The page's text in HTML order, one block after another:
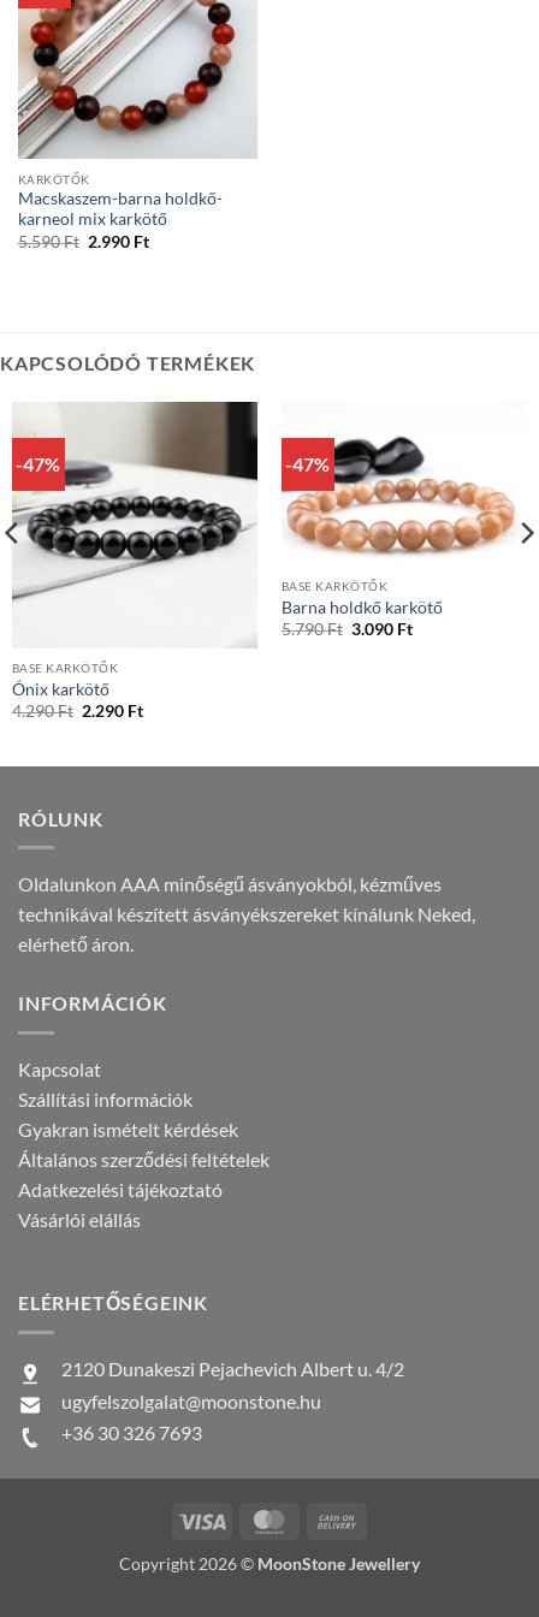
KARKÖTŐK
Macskaszem-barna holdkő-
karneol mix karkötő
5.590Ft Original
2.990 FtCurrent
KAPCSOLÓDÓ TERMÉKEK
-47%
BASE KARKÖTŐK
Ónix karkötő
4.290Ft Original
2.290 FtCurrent
-47%
BASE KARKÖTŐK
Barna holdkő karkötő
5.790Ft Original
3.090 FtCurrent
RÓLUNK
Oldalunkon AAA minőségű ásványokból, kézműves
technikával készített ásványékszereket kínálunk Neked,
elérhető áron.
INFORMÁCIÓK
Kapcsolat
Szállítási információk
Gyakran ismételt kérdések
Általános szerződési feltételek
Adatkezelési tájékoztató
Vásárlói elállás
ELÉRHETŐSÉGEINK
2120 Dunakeszi Pejachevich Albert u. 4/2
ugyfelszolgalat@moonstone.hu
+36 30 326 7693
Visa MasterCard
Delivery
Copyright 2026 © MoonStone Jewellery